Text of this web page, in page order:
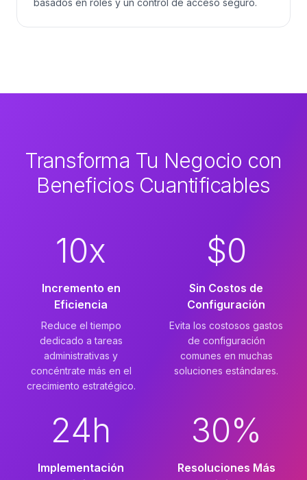
basados en roles y un control de acceso seguro.
Transforma Tu Negocio con
Beneficios Cuantificables
10x
Incremento en
Eficiencia
Reduce el tiempo
dedicado a tareas
administrativas y
concéntrate más en el
crecimiento estratégico.
$0
Sin Costos de
Configuración
Evita los costosos gastos
de configuración
comunes en muchas
soluciones estándares.
24h
Implementación
30%
Resoluciones Más